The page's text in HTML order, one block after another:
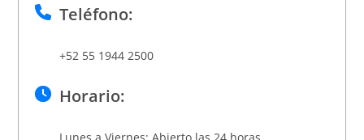
Teléfono:
+52 55 1944 2500
Horario: